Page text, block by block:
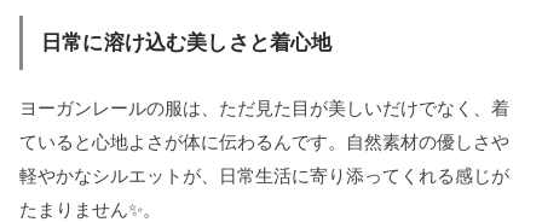
日常に溶け込む美しさと着心地
ヨーガンレールの服は、ただ見た目が美しいだけでなく、着
ていると心地よさが体に伝わるんです。自然素材の優しさや
軽やかなシルエットが、日常生活に寄り添ってくれる感じが
たまりません✨。